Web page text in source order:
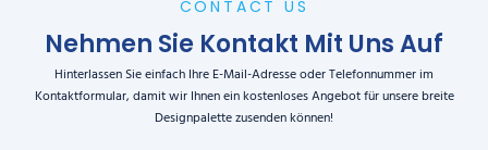
CONTACT US
Nehmen Sie Kontakt Mit Uns Auf
Hinterlassen Sie einfach Ihre E-Mail-Adresse oder Telefonnummer im
Kontaktformular, damit wir Ihnen ein kostenloses Angebot für unsere breite
Designpalette zusenden können!